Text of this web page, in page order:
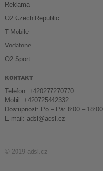
Reklama
O2 Czech Republic
T-Mobile
Vodafone
O2 Sport
KONTAKT
Telefon: +420277270770
Mobil: +420725442332
Dostupnost: Po – Pá: 8:00 – 18:00
E-mail: adsl@adsl.cz
© 2019 adsl.cz